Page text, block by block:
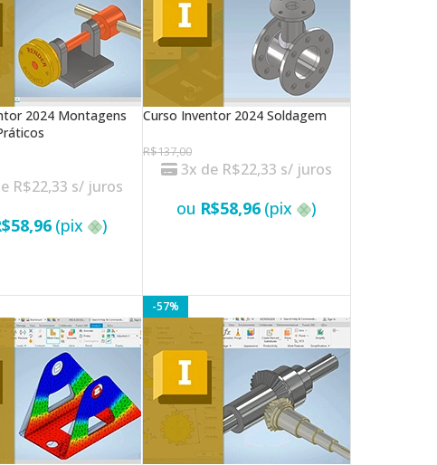
2024 Montagens
R$22,33 s/ juros
58,96 (pix )
Curso Inventor 2024 Soldagem
R$137,00
3x de R$22,33 s/ juros
ou R$58,96 (pix )
-57%